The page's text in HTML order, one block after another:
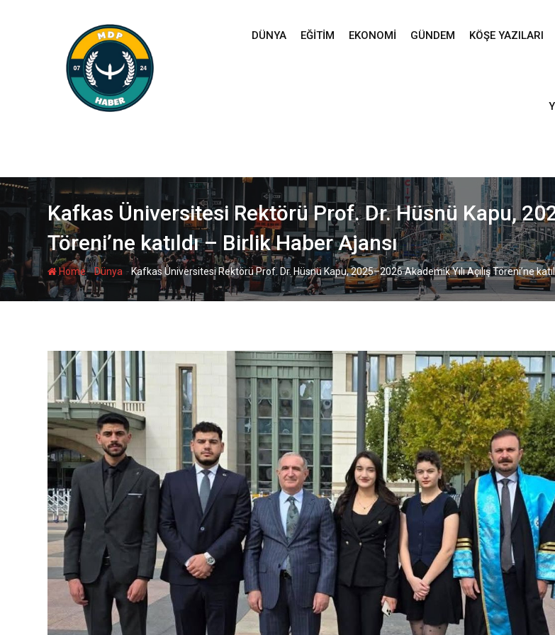
DÜNYA EĞITIM EKONOMI GÜNDEM KÖŞE YAZILARI
Kafkas Üniversitesi Rektörü Prof. Dr. Hüsnü Kapu,
Töreni’ne katıldı – Birlik Haber Ajansı
Home-Dünya - Kafkas Üniversitesi Rektörü Prof. Dr. Hüsnü Kapu, 2025–2026 Akademik Yılı Açılış Töreni’ne